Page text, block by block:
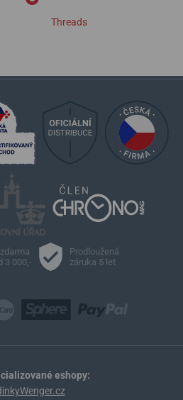
Threads
3 000,-
Prodloužená
záruka 5 let
eshopy: